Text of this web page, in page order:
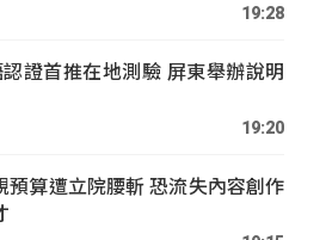
19:28
證首推在地測驗 屏東舉辦說明
19:20
預算遭立院腰斬 恐流失內容創作